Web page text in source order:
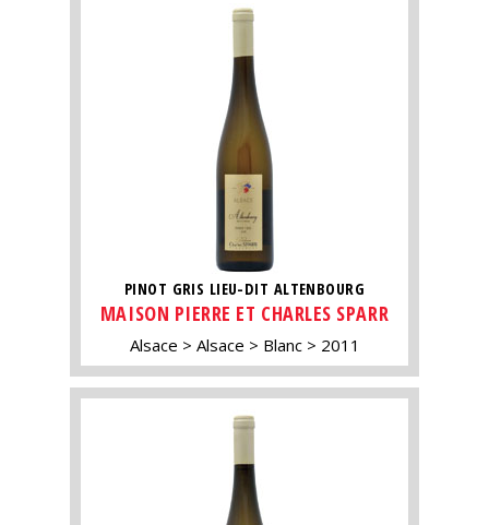
PINOT GRIS LIEU-DIT ALTENBOURG
MAISON PIERRE ET CHARLES SPARR
Alsace Alsace Blanc 2011